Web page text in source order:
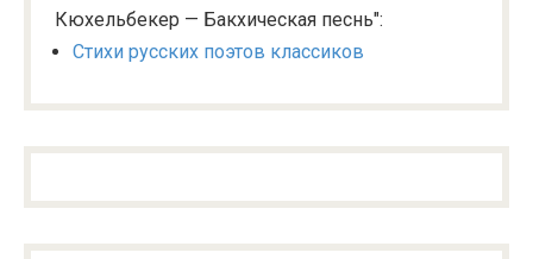
Кюхельбекер — Бакхическая песнь":
Стихи русских поэтов классиков